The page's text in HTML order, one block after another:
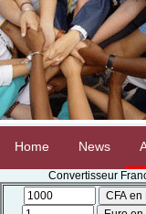
Home News
Convertisseur